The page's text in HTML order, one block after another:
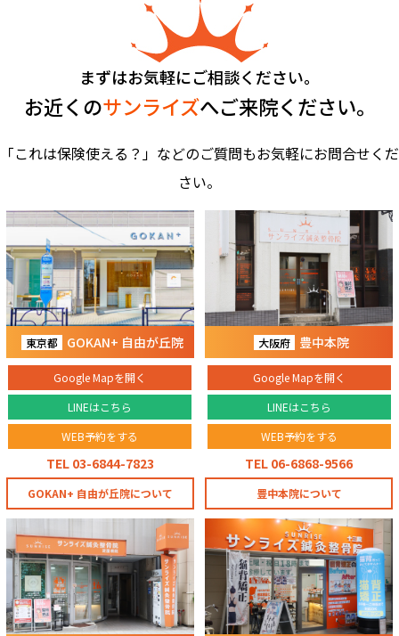
まずはお気軽にご相談ください。
お近くのサンライズへご来院ください。
「これは保険使える？」などのご質問もお気軽にお問合せくだ
さい。
東京都 GOKAN+ 自由が丘院
Google Mapを開く
LINEはこちら
WEB予約をする
TEL 03-6844-7823
GOKAN+ 自由が丘院について
大阪府 豊中本院
Google Mapを開く
LINEはこちら
WEB予約をする
TEL 06-6868-9566
豊中本院について